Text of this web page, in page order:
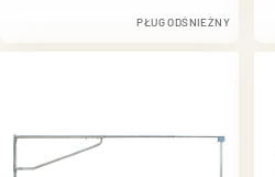
PŁUG ODŚNIEŻNY